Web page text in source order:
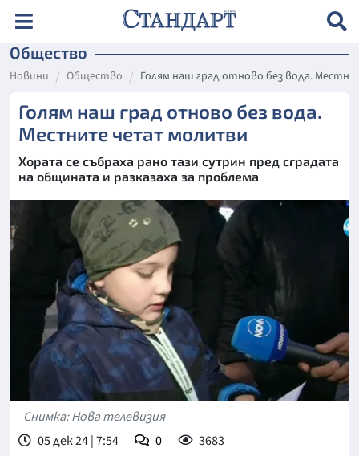
Общество
Новини Общество Голям наш град отново без вода.
Голям наш град отново без вода.
Местните четат молитви
Хората се събраха рано тази сутрин пред сградата
на общината и разказаха за проблема
Снимка: Нова телевизия
05 дек 24 | 7:54
0 3683